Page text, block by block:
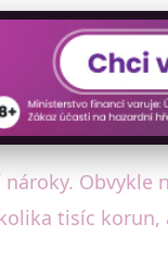
Obvykle
tisíc